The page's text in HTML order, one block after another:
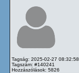
Tagság: 2025-02-27 08:32:58
Tagszám: #140241
Hozzászólások: 5826